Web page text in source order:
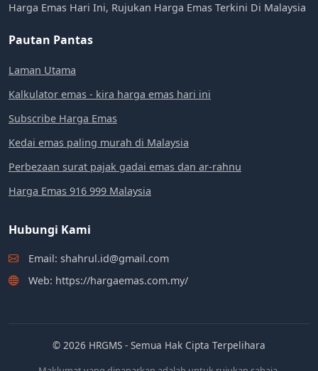
Harga Emas Hari Ini, Rujukan Harga Emas Terkini Di Malaysia
Pautan Pantas
Laman Utama
Kalkulator emas - kira harga emas hari ini
Subscribe Harga Emas
Kedai emas paling murah di Malaysia
Perbezaan surat pajak gadai emas dan ar-rahnu
Harga Emas 916 999 Malaysia
Hubungi Kami
Email: shahrul.id@gmail.com
Web: https://hargaemas.com.my/
© 2026 HRGMS - Semua Hak Cipta Terpelihara